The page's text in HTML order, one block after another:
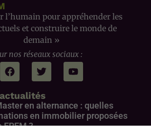
l’humain pour appréhender les
et construire le monde de
demain »
nos réseaux sociaux :
en alternance : quelles
en immobilier proposées
EREM ?
augmentez les
chances de
contenu et
des offres
personnalisés.